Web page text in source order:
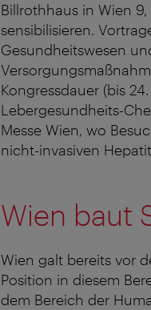
Billrothhaus in Wien
sensibilisieren.
Gesundheitswesen
Kongressdauer (bis
Lebergesundheits-
Messe Wien, wo
nicht-invasiven
Wien baut
Wien galt bereits vor
Position in diesem
dem Bereich der